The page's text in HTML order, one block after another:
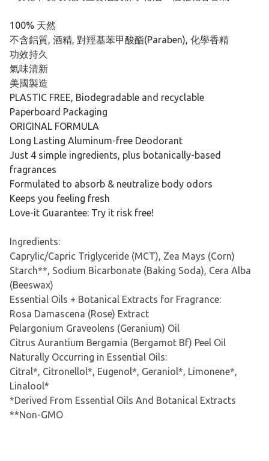
100% 天然
不含鋁質, 酒精, 對羥基苯甲酸酯(Paraben), 化學香精
功效持久
氣味清新
美國製造
PLASTIC FREE, Biodegradable and recyclable
Paperboard Packaging
ORIGINAL FORMULA
Long Lasting Aluminum-free Deodorant
Just 4 simple ingredients, plus botanically-based
fragrances
Formulated to absorb & neutralize body odors
Keeps you feeling fresh
Love-it Guarantee: Try it risk free!
Ingredients:
Caprylic/Capric Triglyceride (MCT), Zea Mays (Corn)
Starch**, Sodium Bicarbonate (Baking Soda), Cera Alba
(Beeswax)
Essential Oils + Botanical Extracts for Fragrance:
Rosa Damascena (Rose) Extract
Pelargonium Graveolens (Geranium) Oil
Citrus Aurantium Bergamia (Bergamot Bf) Peel Oil
Naturally Occurring in Essential Oils:
Citral*, Citronellol*, Eugenol*, Geraniol*, Limonene*,
Linalool*
*Derived From Essential Oils And Botanical Extracts
**Non-GMO